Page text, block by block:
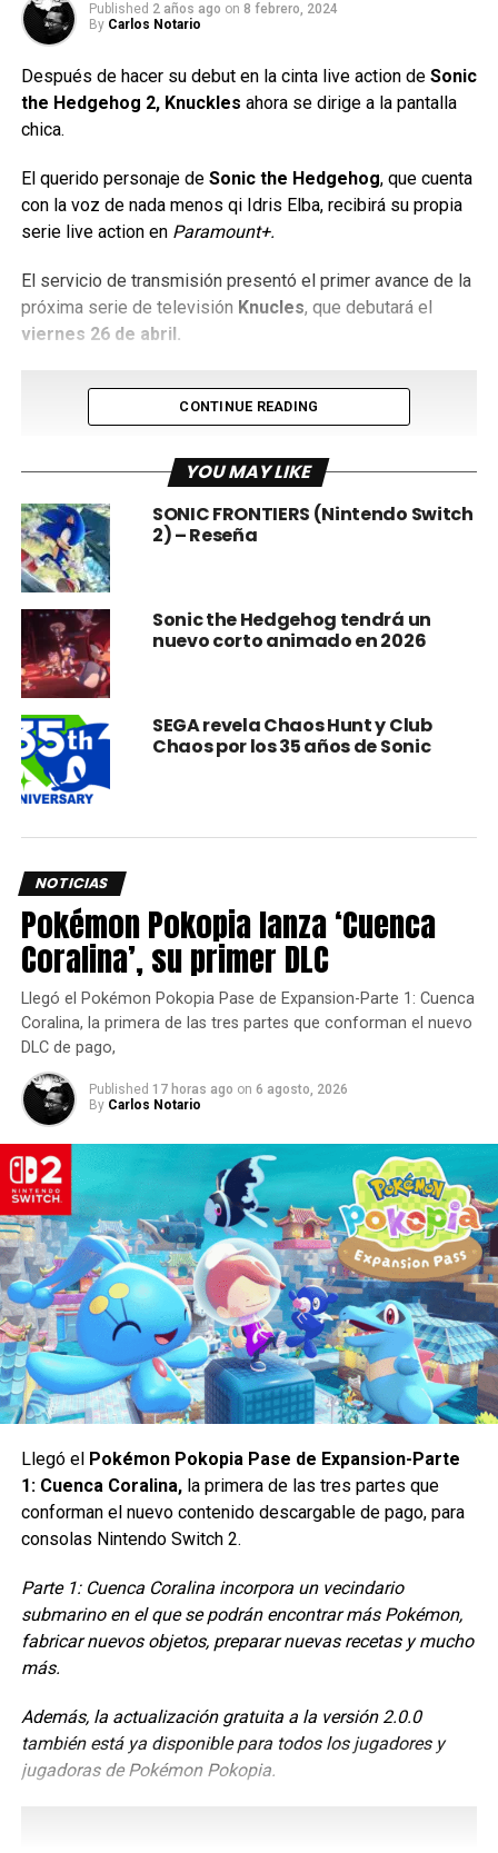
Published 2 años ago on 8 febrero, 2024
By Carlos Notario
Después de hacer su debut en la cinta live action de Sonic
the Hedgehog 2, Knuckles ahora se dirige a la pantalla
chica.
El querido personaje deSonic the Hedgehog, que cuenta
con la voz de nada menos qi Idris Elba, recibirá su propia
serie live action en Paramount+.
El servicio de transmisión presentó el primer avance de la
próxima serie de televisión Knucles, que debutará el
viernes 26 de abril.
El nuevo tráiler ofrece el primer vistazo a la historia en
solitario deKnuckles
Sonic the Hedgehog 2 y el próximo Sonic the
Hedgehog 3.
Además del tráiler, Paramount+ también será
transmitiendo un anuncio de televisión de Knuckles
Lo nuevo que veremos de la
serie de Knuckles
En esta nueva serie,Knucklesemprende un viaje de
autodescubrimiento y acepta entrenar aWade Whipple
(Adam Pally)como su protegido, enseñándole los
caminos del guerrero Equidna.
Los seis episodios de la serie se lanzarán a la vez, para
que los fanáticos puedan ver la historia de principio a fin
tan pronto como se estrene.
Elba y Pally no serán las únicas estrellas de las películas
de Sonic the Hedgehog que retomarán sus papeles para la
nueva serie.
mientras que Colleen O’Shaughnessey vuelve a dar voz a
Tails. Tika Sumpter también regresará para retomar su
papel de Maddie.
franquicia, Knuckles tiene una lista completa de estrellas
invitadas para sus seis episodios.
CONTINUE READING
YOU MAY LIKE
SONIC FRONTIERS (Nintendo Switch
2) – Reseña
Sonic the Hedgehog tendrá un
nuevo corto animado en 2026
SEGA revela Chaos Hunt y Club
Chaos por los 35 años de Sonic
NOTICIAS
Pokémon Pokopia lanza ‘Cuenca
Coralina’, su primer DLC
Llegó el Pokémon Pokopia Pase de Expansion-Parte 1: Cuenca
Coralina, la primera de las tres partes que conforman el nuevo
DLC de pago,
Published 17 horas ago on 6 agosto, 2026
By Carlos Notario
Llegó el Pokémon Pokopia Pase de Expansion-Parte
1: Cuenca Coralina,la primera de las tres partes que
conforman el nuevo contenido descargable de pago, para
consolas Nintendo Switch 2.
Parte 1: Cuenca Coralina incorpora un vecindario
submarino en el que se podrán encontrar más Pokémon,
fabricar nuevos objetos, preparar nuevas recetas y mucho
más.
Además, la actualización gratuita a la versión 2.0.0
también está ya disponible para todos los jugadores y
jugadoras de Pokémon Pokopia.